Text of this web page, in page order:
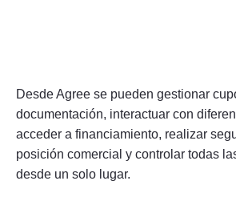
Desde Agree se pueden gestionar
documentación, interactuar con
acceder a financiamiento, realizar
posición comercial y controlar todas
desde un solo lugar.